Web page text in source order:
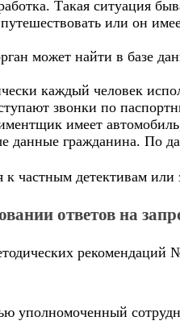
Такая ситуация
или он
может найти в базе
каждый человек
звонки по
имеет
данные гражданина. По
к частным детективам
ответов на
уполномоченный